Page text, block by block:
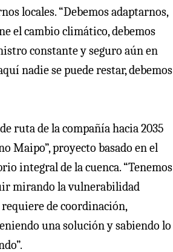
locales. “Debemos adaptarnos,
el cambio climático, debemos
constante y seguro aún en
nadie se puede restar, debemos
ruta de la compañía hacia 2035
Maipo”, proyecto basado en el
integral de la cuenca. “Tenemos
mirando la vulnerabilidad
de coordinación,
una solución y sabiendo lo